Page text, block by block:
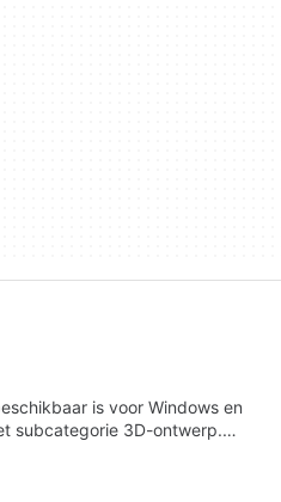
is voor Windows en
subcategorie 3D-ontwerp.…